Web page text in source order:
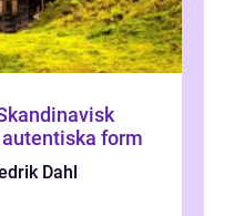
form
Dahl